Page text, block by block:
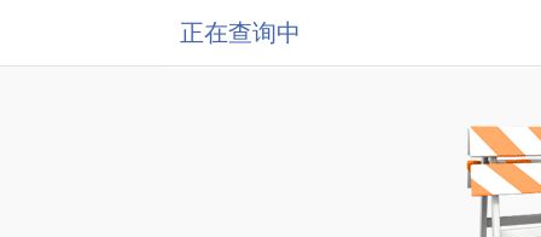
正在查询中